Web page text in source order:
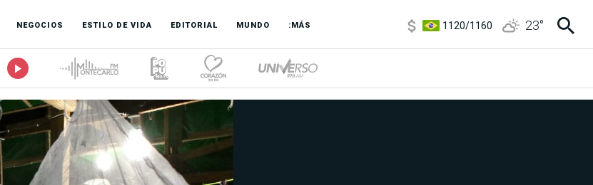
NEGOCIOS ESTILO DE VIDA EDITORIAL MUNDO :MÁS
3,6/3,9
23°